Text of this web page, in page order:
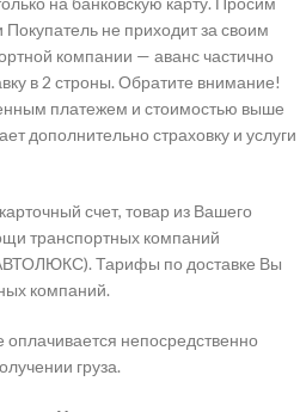
не приходит за своим
компании — аванс частично
в 2 строны. Обратите внимание!
платежем и стоимостью выше
дополнительно страховку и услуги
счет, товар из Вашего
транспортных компаний
Тарифы по доставке Вы
компаний.
оплачивается непосредственно
груза.